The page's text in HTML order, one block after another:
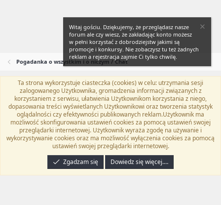
Pogadanka o wszystkim i o niczym / Chat
Flat Awesome + (Parent DO NOT EDIT)
Polski (PL)
Kontakt
Regulamin Polityka prywatności Pomoc
TwitterKontakt
RSS
Community platform by XenForo® © 2010-2024 XenForo Ltd.
programyzadarmo.net.pl . | Xenforo Add-ons
Email Check by MPM.PM
Witaj gościu. Dziękujemy, że przeglądasz nasze
forum ale czy wiesz, że zakładając konto możesz
w pełni korzystać z dobrodziejstw jakimi są
promocje i konkursy. Nie zobaczysz tu też żadnych
reklam a rejestracja zajmie Ci tylko chwilę.
Ta strona wykorzystuje ciasteczka (cookies) w celu: utrzymania sesji
zalogowanego Użytkownika, gromadzenia informacji związanych z
korzystaniem z serwisu, ułatwienia Użytkownikom korzystania z niego,
dopasowania treści wyświetlanych Użytkownikowi oraz tworzenia statystyk
oglądalności czy efektywności publikowanych reklam.Użytkownik ma
możliwość skonfigurowania ustawień cookies za pomocą ustawień swojej
przeglądarki internetowej. Użytkownik wyraża zgodę na używanie i
wykorzystywanie cookies oraz ma możliwość wyłączenia cookies za pomocą
ustawień swojej przeglądarki internetowej.
Zgadzam się
Dowiedz się więcej.…